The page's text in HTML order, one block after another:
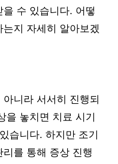
수 있습니다. 어떻
지 자세히 알아보겠
니라 서서히 진행되
을 놓치면 치료 시기
습니다. 하지만 조기
를 통해 증상 진행